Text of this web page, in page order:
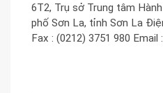
6T2, Trụ sở Trung tâm
phố Sơn La, tỉnh Sơn La
Fax : (0212) 3751 980 Email